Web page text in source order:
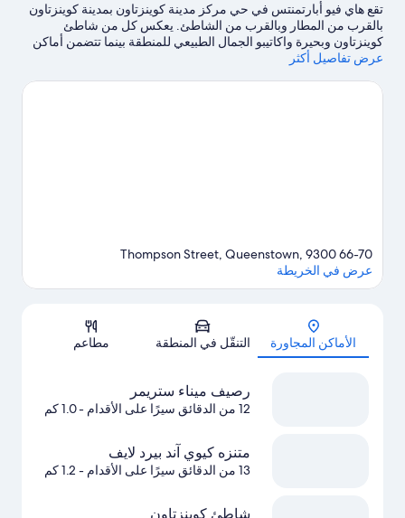
تقع هاي فيو أبارتمنتس في حي مركز مدينة كوينزتاون بمدينة كوينزتاون
بالقرب من المطار وبالقرب من الشاطئ. يعكس كل من شاطئ
كوينزتاون وبحيرة واكاتيبو الجمال الطبيعي للمنطقة بينما تتضمن أماكن
كوينزتاون الجليدية أيضًا. خصص بعض الوقت لاستكشاف أنشطة
عرض تفاصيل أكثر
الخريطة
66-70 Thompson Street, Queenstown, 9300
عرض في الخريطة
الأماكن المجاورة التنقّل في المنطقة مطاعم
رصيف ميناء ستريمر
12 من الدقائق سيرًا على الأقدام - 1.0 كم
متنزه كيوي آند بيرد لايف
13 من الدقائق سيرًا على الأقدام - 1.2 كم
شاطئ كوينزتاون